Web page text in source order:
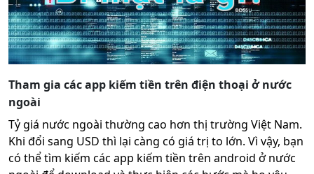
Tham gia các app kiếm tiền trên điện thoại ở nước
ngoài
Tỷ giá nước ngoài thường cao hơn thị trường Việt Nam.
Khi đổi sang USD thì lại càng có giá trị to lớn. Vì vậy, bạn
có thể tìm kiếm các app kiếm tiền trên android ở nước